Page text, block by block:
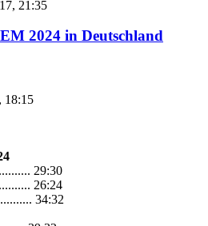
21:35
2024 in Deutschland
18:15
29:30
26:24
34:32